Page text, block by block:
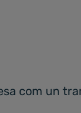
com un